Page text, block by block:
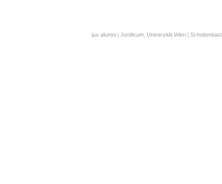
jus-alumni | Juridicum, Universität Wien |